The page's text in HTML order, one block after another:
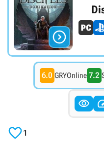

6.0 GRYOnline 7.2

1